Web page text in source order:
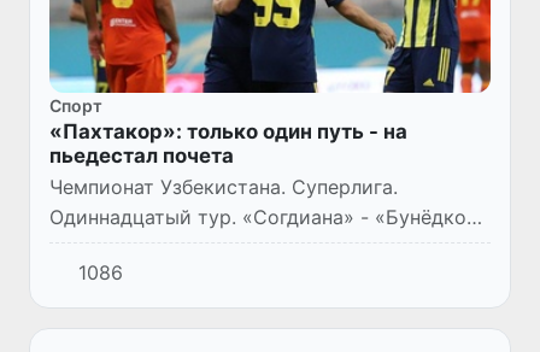
Спорт
«Пахтакор»: только один путь - на
пьедестал почета
Чемпионат Узбекистана. Суперлига.
Одиннадцатый тур. «Согдиана» - «Бунёдкор»
- 3:3, «Андижон» - АГМК - 1:3, «Локомотив» -
«Коканд-1912» - 1:2, «Пахтакор» - «Насаф» -
4:1, «Навбахор»...
1086